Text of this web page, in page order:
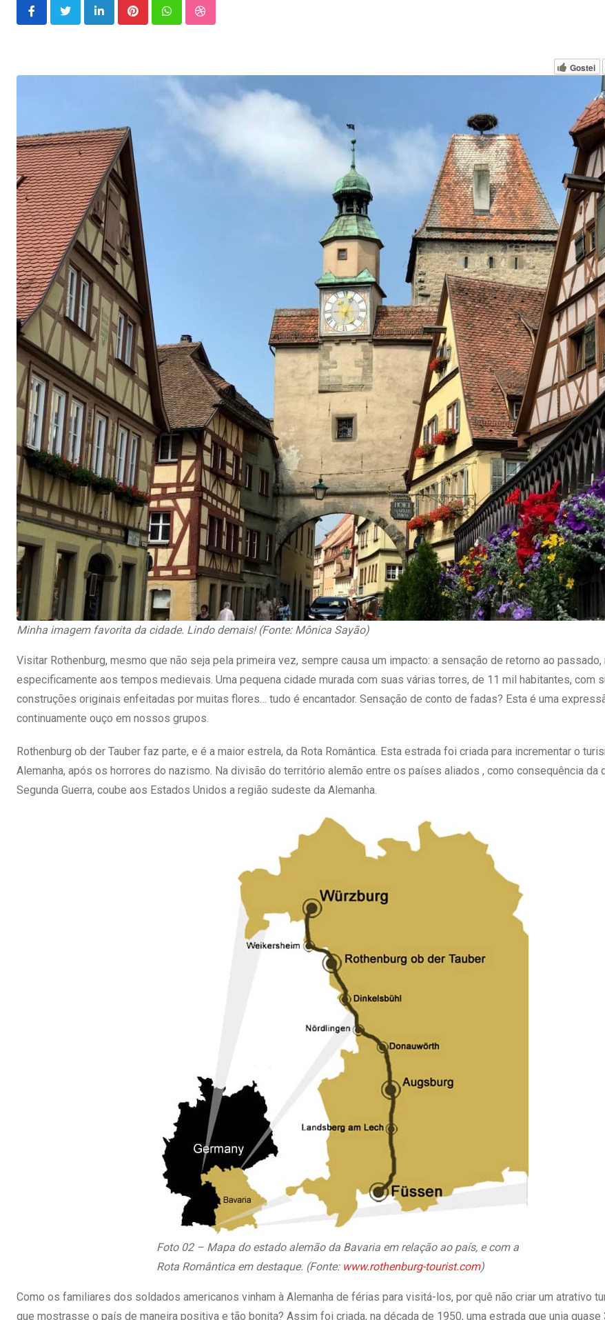
LinkedInPinterestWhatsappStumbleUpon
Gostei
Minha imagem favorita da cidade. Lindo demais! (Fonte: Mônica Sayão)
Visitar Rothenburg, mesmo que não seja pela primeira vez, sempre causa um impacto: a sensação de retorno ao passado,
especificamente aos tempos medievais. Uma pequena cidade murada com suas várias torres, de 11 mil habitantes, com
construções originais enfeitadas por muitas flores… tudo é encantador. Sensação de conto de fadas? Esta é uma
continuamente ouço em nossos grupos.
Rothenburg ob der Tauber faz parte, e é a maior estrela, da Rota Romântica. Esta estrada foi criada para incrementar o
Alemanha, após os horrores do nazismo. Na divisão do território alemão entre os países aliados , como consequência da
Segunda Guerra, coube aos Estados Unidos a região sudeste da Alemanha.
Foto 02 – Mapa do estado alemão da Bavaria em relação ao país, e com a
Rota Romântica em destaque. (Fonte: www.rothenburg-tourist.com)
Como os familiares dos soldados americanos vinham à Alemanha de férias para visitá-los, por quê não criar um atrativo
que mostrasse o país de maneira positiva e tão bonita? Assim foi criada, na década de 1950, uma estrada que unia quase